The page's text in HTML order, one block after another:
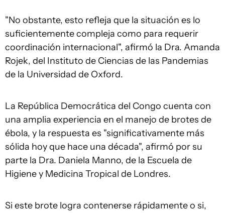
"No obstante, esto refleja que la situación es lo
suficientemente compleja como para requerir
coordinación internacional", afirmó la Dra. Amanda
Rojek, del Instituto de Ciencias de las Pandemias
de la Universidad de Oxford.
La República Democrática del Congo cuenta con
una amplia experiencia en el manejo de brotes de
ébola, y la respuesta es "significativamente más
sólida hoy que hace una década", afirmó por su
parte la Dra. Daniela Manno, de la Escuela de
Higiene y Medicina Tropical de Londres.
Si este brote logra contenerse rápidamente o si,